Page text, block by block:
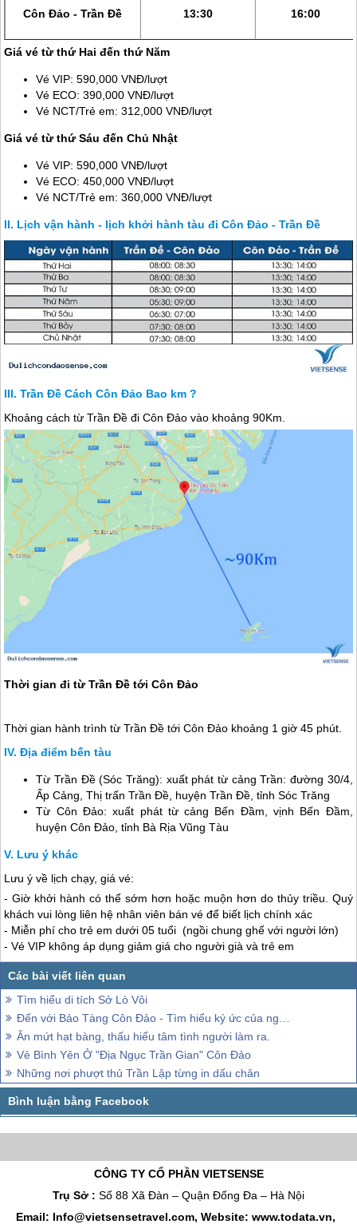
Côn Đảo - Trần Đề 13:30 16:00
Giá vé từ thứ Hai đến thứ Năm
Vé VIP: 590,000 VNĐ/lượt
Vé ECO: 390,000 VNĐ/lượt
Vé NCT/Trẻ em: 312,000 VNĐ/lượt
Giá vé từ thứ Sáu đến Chủ Nhật
Vé VIP: 590,000 VNĐ/lượt
Vé ECO: 450,000 VNĐ/lượt
Vé NCT/Trẻ em: 360,000 VNĐ/lượt
Lịch vận hành - lịch khởi hành tàu đi Côn Đảo - Trần Đề
Trần Đề Cách Côn Đảo Bao km ?
Khoảng cách từ Trần Đề điCôn Đảo vào khoảng 90Km.
Thời gian đi từ Trần Đề tới Côn Đảo
Thời gian hành trình từ Trần Đề tớiCôn Đảo khoảng 1 giờ 45 phút.
Địa điểm bến tàu
Từ Trần Đề (Sóc Trăng): xuất phát từ cảng Trần: đường 30/4,
Ấp Cảng, Thị trấn Trần Đề, huyện Trần Đề, tỉnh Sóc Trăng
Từ Côn Đảo: xuất phát từ cảng Bến Đầm, vịnh Bến Đầm,
huyệnCôn Đảo , tỉnh Bà Rịa Vũng Tàu
Lưu ý khác
Lưu ý về lịch chạy, giá vé:
- Giờ khởi hành có thể sớm hơn hoặc muộn hơn do thủy triều. Quý
khách vui lòng liên hệ nhân viên bán vé để biết lịch chính xác
- Miễn phí cho trẻ em dưới 05 tuổi (ngồi chung ghế với người lớn)
- Vé VIP không áp dụng giảm giá cho người già và trẻ em
Tìm hiểu di tích Sở Lò Vôi
Đến với Bảo Tàng Côn Đảo - Tìm hiểu ký ức của người xưa
Ăn mứt hạt bàng, thấu hiểu tâm tình người làm ra.
Vẻ Bình Yên Ở "Địa Ngục Trần Gian" Côn Đảo
Những nơi phượt thủ Trần Lập từng in dấu chân
CÔNG TY CỔ PHẦN VIETSENSE
Trụ Sở : Số 88 Xã Đàn – Quận Đống Đa – Hà Nội
Email: Info@vietsensetravel.com, Website: www.todata.vn,